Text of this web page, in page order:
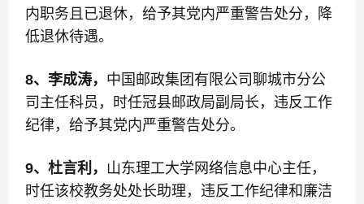
内职务且已退休，给予其党内严重警告处分，降
低退休待遇。
8、李成涛， 中国邮政集团有限公司聊城市分公
司主任科员，时任冠县邮政局副局长，违反工作
纪律，给予其党内严重警告处分。
9、杜言利， 山东理工大学网络信息中心主任，
时任该校教务处处长助理，违反工作纪律和廉洁